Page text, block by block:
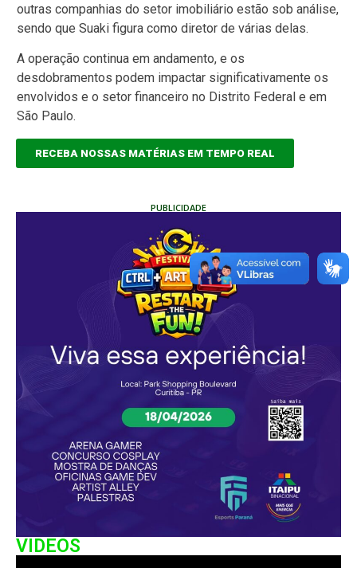
outras companhias do setor imobiliário estão sob análise,
sendo que Suaki figura como diretor de várias delas.
A operação continua em andamento, e os
desdobramentos podem impactar significativamente os
envolvidos e o setor financeiro no Distrito Federal e em
São Paulo.
RECEBA NOSSAS MATÉRIAS EM TEMPO REAL
PUBLICIDADE
VIDEOS